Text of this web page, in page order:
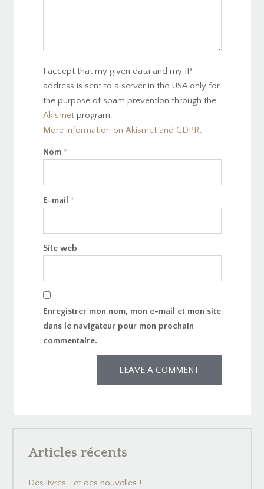
I accept that my given data and my IP
address is sent to a server in the USA only for
the purpose of spam prevention through the
Akismetprogram.
More information on Akismet and GDPR.
Nom *
E-mail *
Site web
Enregistrer mon nom, mon e-mail et mon site
dans le navigateur pour mon prochain
commentaire.
Articles récents
Des livres… et des nouvelles !